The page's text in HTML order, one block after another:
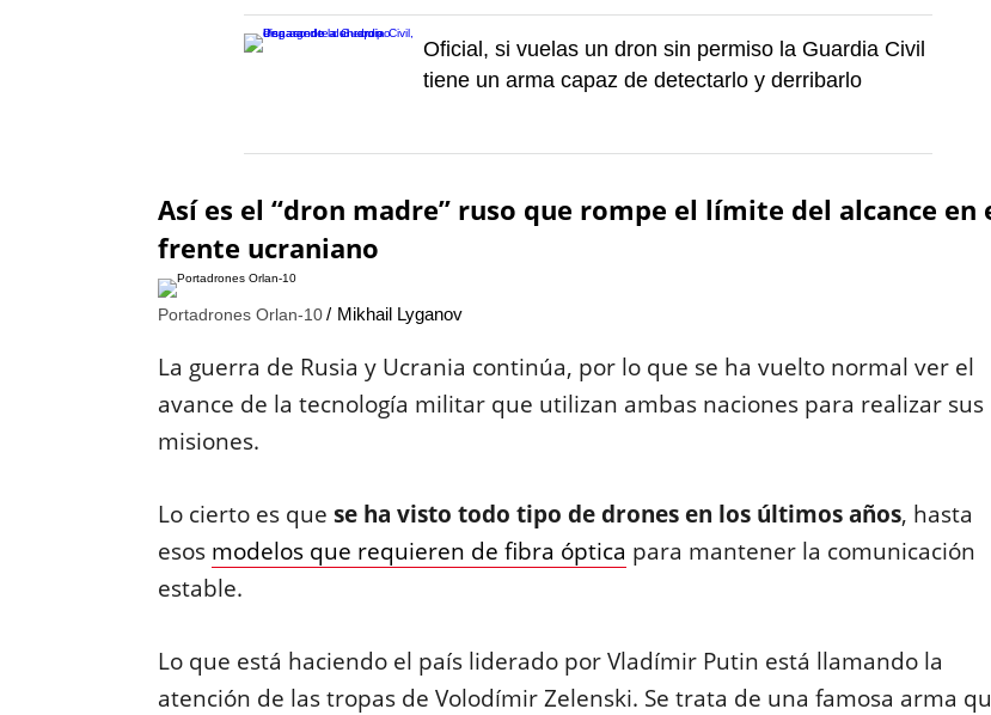
Oficial, si vuelas un dron sin permiso la Guardia Civil
tiene un arma capaz de detectarlo y derribarlo
Así es el “dron madre” ruso que rompe el límite del alcance en
frente ucraniano
Portadrones Orlan-10 Mikhail Lyganov
La guerra de Rusia y Ucrania continúa, por lo que se ha vuelto normal ver el
avance de la tecnología militar que utilizan ambas naciones para realizar sus
misiones.
Lo cierto es que se ha visto todo tipo de drones en los últimos años, hasta
esos modelos que requieren de fibra óptica para mantener la comunicación
estable.
Lo que está haciendo el país liderado por Vladímir Putin está llamando la
atención de las tropas de Volodímir Zelenski. Se trata de una famosa arma